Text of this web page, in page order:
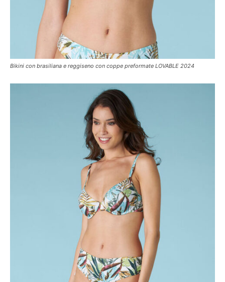
Bikini con brasiliana e reggiseno con coppe preformate LOVABLE 2024